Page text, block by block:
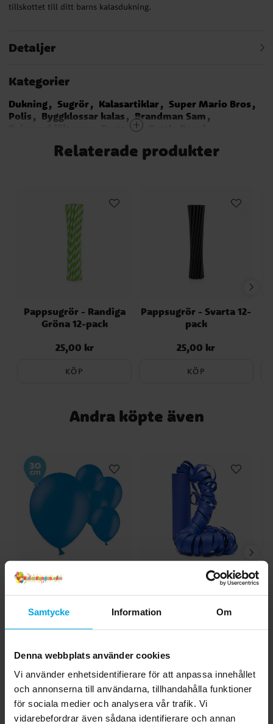
Samtycke Information Om
Denna webbplats använder cookies
Vi använder enhetsidentifierare för att anpassa innehållet
och annonserna till användarna, tillhandahålla funktioner
för sociala medier och analysera vår trafik. Vi
vidarebefordrar även sådana identifierare och annan
tillskottet till ditt barns kalasdukning.
Detaljer
Kategorier
Dukning Sugrör Kalasartiklar
Super Mario Bros
Polis
Byggklossar kalas
Brandman Sam
Fortnite - Battle Royal
Studentdukning Studenten
Relaterade produkter
Pappsugrör - Randiga
Gröna 12-pack
Pris:25,00 kr
25,00 kr
KÖP
Pappsugrör - Svarta 12-
pack
Pris:25,00 kr
25,00 kr
KÖP
Andra köpte även
Ballonger - Mörkblå 10-
Pris:29,00 kr
29,00 kr
Serpentiner - Mörkblå
19,00 kr
5.0
☆
4☆
3 ☆
2 ☆